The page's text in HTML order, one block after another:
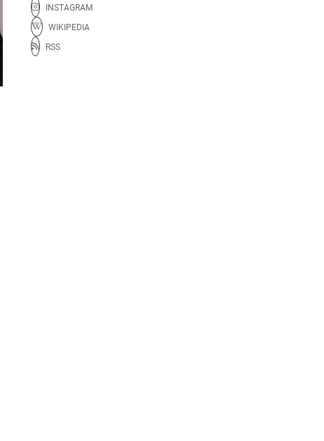
INSTAGRAM
WIKIPEDIA
RSS